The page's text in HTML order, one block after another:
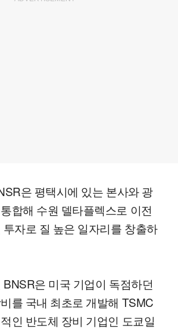
은 평택시에 있는 본사와 광
합해 수원 델타플렉스로 이전
자로 질 높은 일자리를 창출하
은 미국 기업이 독점하던
를 국내 최초로 개발해 TSMC
인 반도체 장비 기업인 도쿄일